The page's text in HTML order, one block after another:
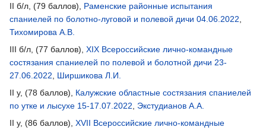
II б/л, (79 баллов), Раменские районные испытания
спаниелей по болотно-луговой и полевой дичи 04.06.2022
Тихомирова А.В.
III б/л, (77 баллов), XIX Всероссийские лично-командные
состязания спаниелей по полевой и болотной дичи 23-
27.06.2022
Ширшикова Л.И.
II у, (78 баллов), Калужские областные состязания спаниелей
по утке и лысухе 15-17.07.2022
Экстудианов А.А.
II у, (86 баллов), XVII Всероссийские лично-командные